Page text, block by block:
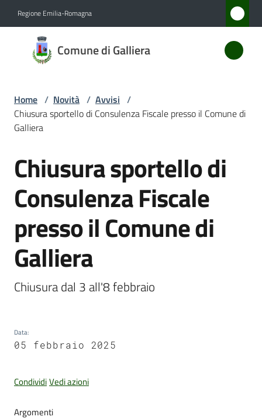
Regione Emilia-Romagna
Comune di Galliera
Comune
di
Amministrazione
Novità
Menu selezionato
Servizi
Vivere
Galliera
argomenti...
Home / Novità / Avvisi /
Chiusura sportello di Consulenza Fiscale presso il Comune di
Galliera
Salta al contenuto
Chiusura sportello di
Consulenza Fiscale
presso il Comune di
Galliera
Chiusura dal 3 all'8 febbraio
Data:
05 febbraio 2025
CondividiVedi azioni
Argomenti